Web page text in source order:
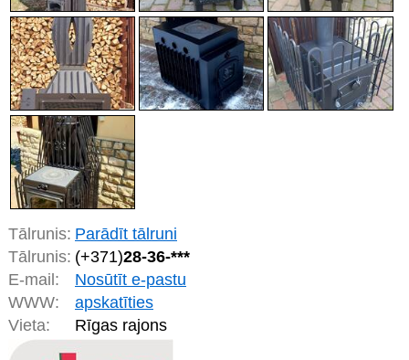
Tālrunis: Parādīt tālruni
Tālrunis: (+371)28-36-***
E-mail:
Nosūtīt e-pastu
WWW:
apskatīties
Vieta:
Rīgas rajons